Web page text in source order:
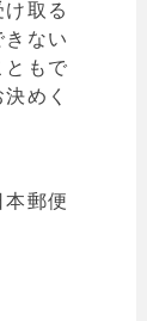
取る
ない
もで
めく
郵便